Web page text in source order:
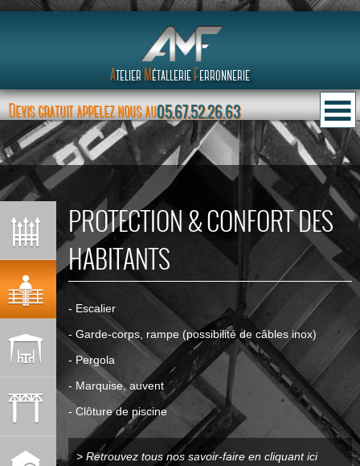
Devis gratuit appelez nous au05.67.52.26.63
AtelierMétallerieFerronnerie
PROTECTION & CONFORT DES
HABITANTS
- Escalier
- Garde-corps, rampe (possibilité de câbles inox)
- Pergola
- Marquise, auvent
- Clôture de piscine
> Retrouvez tous nos savoir-faire en cliquant ici